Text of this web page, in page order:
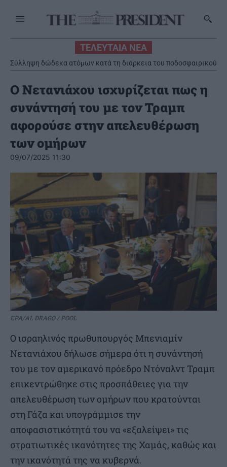
ΤΕΛΕΥΤΑΙΑ ΝΕΑ
Σύλληψη δώδεκα ατόμων κατά τη διάρκεια του ποδοσφαιρικού
αγώνα στο ΟΑΚΑ την Τετάρτη 5 Αυγούστου
Ο Νετανιάχου ισχυρίζεται πως η
συνάντησή του με τον Τραμπ
αφορούσε στην απελευθέρωση
των ομήρων
09/07/2025 11:30
EPA/AL DRAGO / POOL
Ο ισραηλινός πρωθυπουργός Μπενιαμίν
Νετανιάχου δήλωσε σήμερα ότι η συνάντησή
του με τον αμερικανό πρόεδρο Ντόναλντ Τραμπ
επικεντρώθηκε στις προσπάθειες για την
απελευθέρωση των ομήρων που κρατούνται
στη Γάζα και υπογράμμισε την
αποφασιστικότητά του να «εξαλείψει» τις
στρατιωτικές ικανότητες της Χαμάς, καθώς και
την ικανότητά της να κυβερνά.